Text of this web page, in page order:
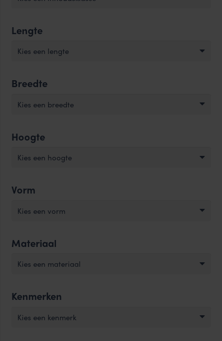
Lengte
Kies een lengte
Breedte
Kies een breedte
Hoogte
Kies een hoogte
Vorm
Kies een vorm
Materiaal
Kies een materiaal
Kenmerken
Kies een kenmerk